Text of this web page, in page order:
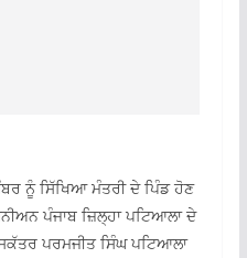
ਨੂੰ ਸਿੱਖਿਆ ਮੰਤਰੀ ਦੇ ਪਿੰਡ ਹੋਣ
ਪੰਜਾਬ ਜ਼ਿਲ੍ਹਾ ਪਟਿਆਲਾ ਦੇ
ਪਰਮਜੀਤ ਸਿੰਘ ਪਟਿਆਲਾ